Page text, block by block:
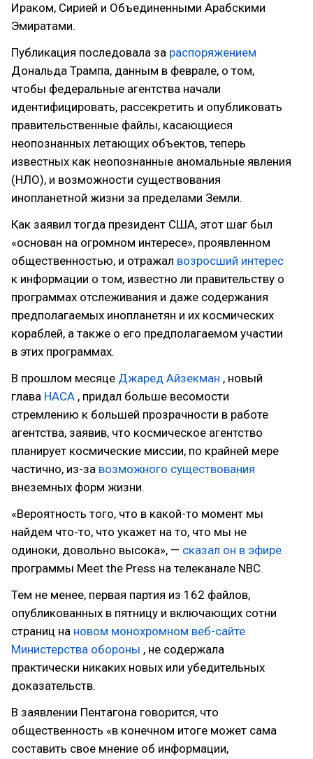
Ираком, Сирией и Объединенными Арабскими
Эмиратами.
Публикация последовала за распоряжением
Дональда Трампа, данным в феврале, о том,
чтобы федеральные агентства начали
идентифицировать, рассекретить и опубликовать
правительственные файлы, касающиеся
неопознанных летающих объектов, теперь
известных как неопознанные аномальные явления
(НЛО), и возможности существования
инопланетной жизни за пределами Земли.
Как заявил тогда президент США, этот шаг был
«основан на огромном интересе», проявленном
общественностью, и отражал возросший интерес
к информации о том, известно ли правительству о
программах отслеживания и даже содержания
предполагаемых инопланетян и их космических
кораблей, а также о его предполагаемом участии
в этих программах.
В прошлом месяце Джаред Айзекман , новый
глава НАСА , придал больше весомости
стремлению к большей прозрачности в работе
агентства, заявив, что космическое агентство
планирует космические миссии, по крайней мере
частично, из-за возможного существования
внеземных форм жизни.
«Вероятность того, что в какой-то момент мы
найдем что-то, что укажет на то, что мы не
одиноки, довольно высока», — сказал он в эфире
программы Meet the Press на телеканале NBC.
Тем не менее, первая партия из 162 файлов,
опубликованных в пятницу и включающих сотни
страниц на новом монохромном веб-сайте
Министерства обороны , не содержала
практически никаких новых или убедительных
доказательств.
В заявлении Пентагона говорится, что
общественность «в конечном итоге может сама
составить свое мнение об информации,